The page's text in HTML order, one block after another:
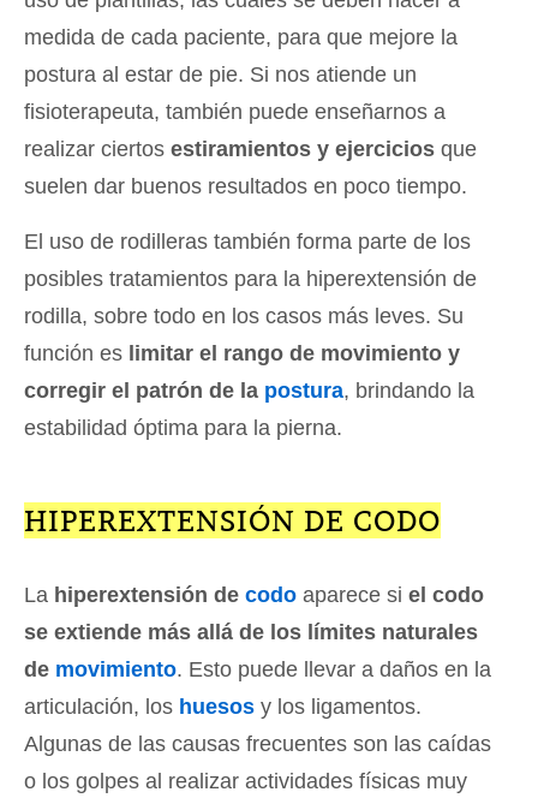
medida de cada paciente, para que mejore la
postura al estar de pie. Si nos atiende un
fisioterapeuta, también puede enseñarnos a
realizar ciertos estiramientos y ejercicios que
suelen dar buenos resultados en poco tiempo.
El uso de rodilleras también forma parte de los
posibles tratamientos para la hiperextensión de
rodilla, sobre todo en los casos más leves. Su
función es limitar el rango de movimiento y
corregir el patrón de la postura, brindando la
estabilidad óptima para la pierna.
HIPEREXTENSIÓN DE CODO
La hiperextensión de codo aparece si el codo
se extiende más allá de los límites naturales
de movimiento. Esto puede llevar a daños en la
articulación, los huesos y los ligamentos.
Algunas de las causas frecuentes son las caídas
o los golpes al realizar actividades físicas muy